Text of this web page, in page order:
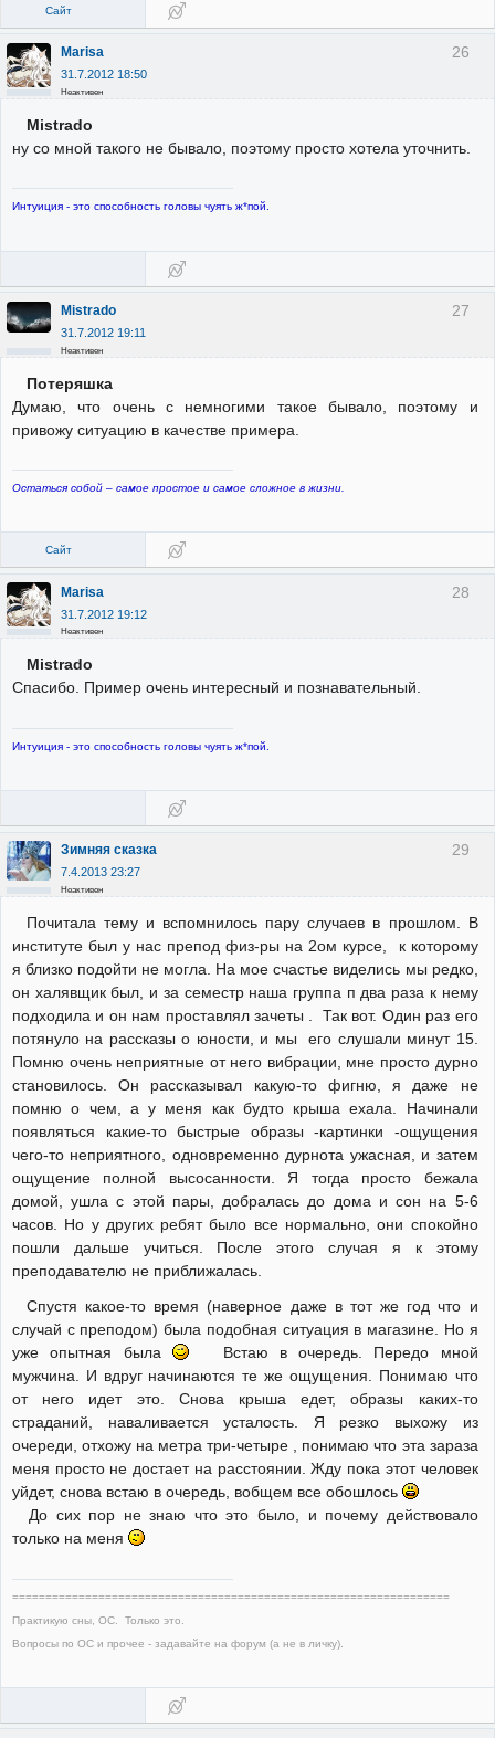
Сайт
26
Marisa
31.7.2012 18:50
Неактивен
Mistrado
ну со мной такого не бывало, поэтому просто хотела уточнить.
Интуиция - это способность головы чуять ж*пой.
27
Mistrado
31.7.2012 19:11
Неактивен
Потеряшка
Думаю, что очень с немногими такое бывало, поэтому и
привожу ситуацию в качестве примера.
Остаться собой – самое простое и самое сложное в жизни.
Сайт
28
Marisa
31.7.2012 19:12
Неактивен
Mistrado
Спасибо. Пример очень интересный и познавательный.
Интуиция - это способность головы чуять ж*пой.
29
Зимняя сказка
7.4.2013 23:27
Неактивен
Почитала тему и вспомнилось пару случаев в прошлом. В
институте был у нас препод физ-ры на 2ом курсе, к которому
я близко подойти не могла. На мое счастье виделись мы редко,
он халявщик был, и за семестр наша группа п два раза к нему
подходила и он нам проставлял зачеты . Так вот. Один раз его
потянуло на рассказы о юности, и мы его слушали минут 15.
Помню очень неприятные от него вибрации, мне просто дурно
становилось. Он рассказывал какую-то фигню, я даже не
помню о чем, а у меня как будто крыша ехала. Начинали
появляться какие-то быстрые образы -картинки -ощущения
чего-то неприятного, одновременно дурнота ужасная, и затем
ощущение полной высосанности. Я тогда просто бежала
домой, ушла с этой пары, добралась до дома и сон на 5-6
часов. Но у других ребят было все нормально, они спокойно
пошли дальше учиться. После этого случая я к этому
преподавателю не приближалась.
Спустя какое-то время (наверное даже в тот же год что и
случай с преподом) была подобная ситуация в магазине. Но я
уже опытная была
Встаю в очередь. Передо мной
мужчина. И вдруг начинаются те же ощущения. Понимаю что
от него идет это. Снова крыша едет, образы каких-то
страданий, наваливается усталость. Я резко выхожу из
очереди, отхожу на метра три-четыре , понимаю что эта зараза
меня просто не достает на расстоянии. Жду пока этот человек
уйдет, снова встаю в очередь, вобщем все обошлось
До сих пор не знаю что это было, и почему действовало
только на меня
==================================================================
Практикую сны, ОС. Только это.
Вопросы по ОС и прочее - задавайте на форум (а не в личку).